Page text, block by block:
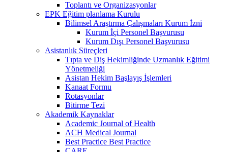
Toplantı ve Organizasyonlar
EPK Eğitim planlama Kurulu
Bilimsel Araştırma Çalışmaları Kurum İzni
Kurum İçi Personel Başvurusu
Kurum Dışı Personel Başvurusu
Asistanlık Süreçleri
Tıpta ve Diş Hekimliğinde Uzmanlık Eğitimi
Yönetmeliği
Asistan Hekim Başlayış İşlemleri
Kanaat Formu
Rotasyonlar
Bitirme Tezi
Akademik Kaynaklar
Academic Journal of Health
ACH Medical Journal
Best Practice Best Practice